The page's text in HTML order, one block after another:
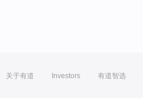
关于有道 Investors 有道智选